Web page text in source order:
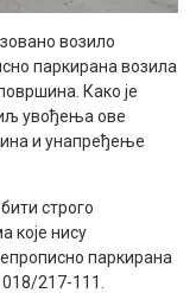
возило
паркирана возила
Како је
увођења ове
и унапређење
строго
које нису
паркирана
217-111.